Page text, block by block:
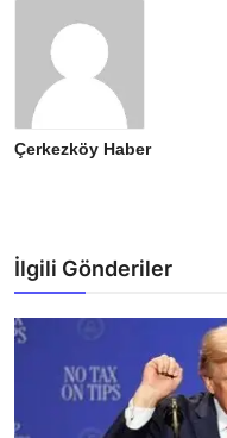
Çerkezköy Haber
İlgili Gönderiler